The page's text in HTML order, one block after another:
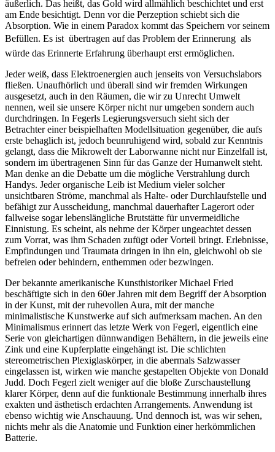
äußerlich. Das heißt, das Gold wird allmählich beschichtet und erst
am Ende besichtigt. Denn vor die Perzeption schiebt sich die
Absorption. Wie in einem Paradox kommt das Speichern vor seinem
Befüllen. Es ist  übertragen auf das Problem der Erinnerung  als
würde das Erinnerte Erfahrung überhaupt erst ermöglichen.
Jeder weiß, dass Elektroenergien auch jenseits von Versuchslabors
fließen. Unaufhörlich und überall sind wir fremden Wirkungen
ausgesetzt, auch in den Räumen, die wir zu Unrecht Umwelt
nennen, weil sie unsere Körper nicht nur umgeben sondern auch
durchdringen. In Fegerls Legierungsversuch sieht sich der
Betrachter einer beispielhaften Modellsituation gegenüber, die aufs
erste behaglich ist, jedoch beunruhigend wird, sobald zur Kenntnis
gelangt, dass die Mikrowelt der Laborwanne nicht nur Einzelfall ist,
sondern im übertragenen Sinn für das Ganze der Humanwelt steht.
Man denke an die Debatte um die mögliche Verstrahlung durch
Handys. Jeder organische Leib ist Medium vieler solcher
unsichtbaren Ströme, manchmal als Halte- oder Durchlaufstelle und
befähigt zur Ausscheidung, manchmal dauerhafter Lagerort oder
fallweise sogar lebenslängliche Brutstätte für unvermeidliche
Einnistung. Es scheint, als nehme der Körper ungeachtet dessen
zum Vorrat, was ihm Schaden zufügt oder Vorteil bringt. Erlebnisse,
Empfindungen und Traumata dringen in ihn ein, gleichwohl ob sie
befreien oder behindern, enthemmen oder bezwingen.
Der bekannte amerikanische Kunsthistoriker Michael Fried
beschäftigte sich in den 60er Jahren mit dem Begriff der Absorption
in der Kunst, mit der ruhevollen Aura, mit der manche
minimalistische Kunstwerke auf sich aufmerksam machen. An den
Minimalismus erinnert das letzte Werk von Fegerl, eigentlich eine
Serie von gleichartigen dünnwandigen Behältern, in die jeweils eine
Zink und eine Kupferplatte eingehängt ist. Die schlichten
stereometrischen Plexiglaskörper, in die abermals Salzwasser
eingelassen ist, wirken wie manche gestapelten Objekte von Donald
Judd. Doch Fegerl zielt weniger auf die bloße Zurschaustellung
klarer Körper, denn auf die funktionale Bestimmung innerhalb ihres
exakten und ästhetisch erdachten Arrangements. Anwendung ist
ebenso wichtig wie Anschauung. Und dennoch ist, was wir sehen,
nichts mehr als die Anatomie und Funktion einer herkömmlichen
Batterie.